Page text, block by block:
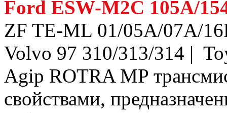
Ford ESW-M2C 105A/
ZF TE-ML 01/05A/07A/
Volvo 97 310/313/314 |
Agip ROTRA MP
свойствами,